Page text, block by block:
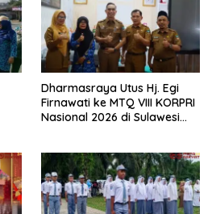
Dharmasraya Utus Hj. Egi
Firnawati ke MTQ VIII KORPRI
Nasional 2026 di Sulawesi